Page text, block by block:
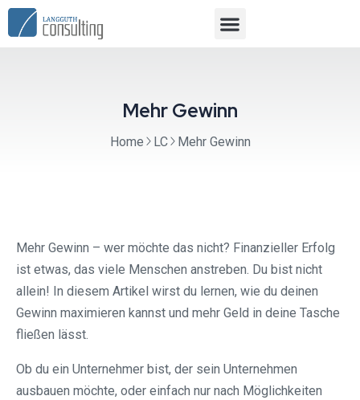
Mehr Gewinn
Home LC Mehr Gewinn
Mehr Gewinn – wer möchte das nicht? Finanzieller Erfolg
ist etwas, das viele Menschen anstreben. Du bist nicht
allein! In diesem Artikel wirst du lernen, wie du deinen
Gewinn maximieren kannst und mehr Geld in deine Tasche
fließen lässt.
Ob du ein Unternehmer bist, der sein Unternehmen
ausbauen möchte, oder einfach nur nach Möglichkeiten